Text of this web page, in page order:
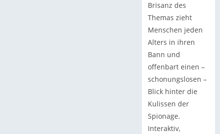
Brisanz des
Themas zieht
Menschen jeden
Alters in ihren
Bann und
offenbart einen –
schonungslosen –
Blick hinter die
Kulissen der
Spionage.
Interaktiv,